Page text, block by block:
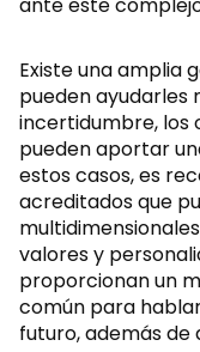
Existe una amplia
pueden ayudarles
incertidumbre, los
pueden aportar
estos casos, es
acreditados que
valores y
proporcionan un
común para
futuro, además